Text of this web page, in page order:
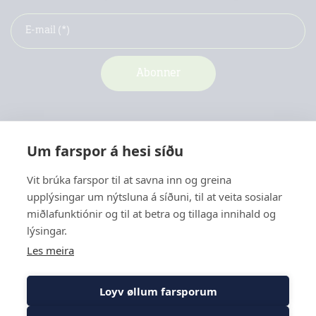
Kontakt
Menu
Um farspor á hesi síðu
Vit brúka farspor til at savna inn og greina
upplýsingar um nýtsluna á síðuni, til at veita sosialar
miðlafunktiónir og til at betra og tillaga innihald og
lýsingar.
Les meira
Loyv øllum farsporum